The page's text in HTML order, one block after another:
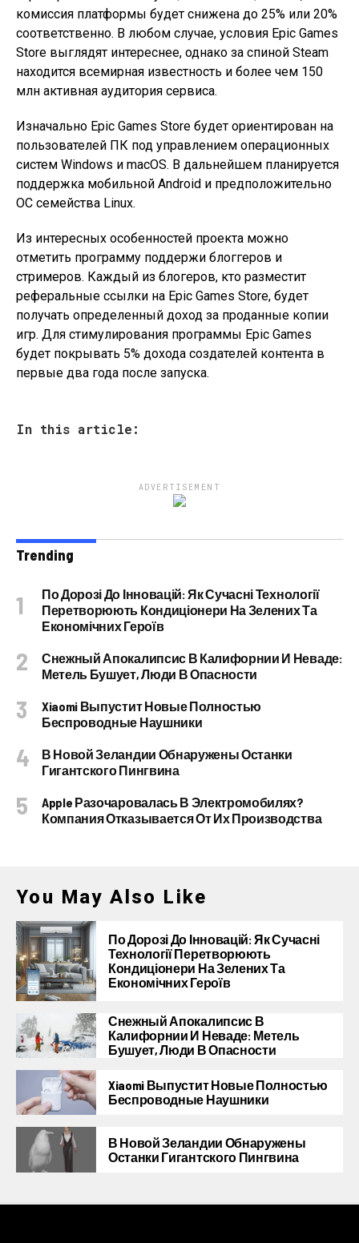
комиссия платформы будет снижена до 25% или 20%
соответственно. В любом случае, условия Epic Games
Store выглядят интереснее, однако за спиной Steam
находится всемирная известность и более чем 150
млн активная аудитория сервиса.
Изначально Epic Games Store будет ориентирован на
пользователей ПК под управлением операционных
систем Windows и macOS. В дальнейшем планируется
поддержка мобильной Android и предположительно
ОС семейства Linux.
Из интересных особенностей проекта можно
отметить программу поддержи блоггеров и
стримеров. Каждый из блогеров, кто разместит
реферальные ссылки на Epic Games Store, будет
получать определенный доход за проданные копии
игр. Для стимулирования программы Epic Games
будет покрывать 5% дохода создателей контента в
первые два года после запуска.
In this article:
ADVERTISEMENT
Trending
По Дорозі До Інновацій: Як Сучасні Технології
Перетворюють Кондиціонери На Зелених Та
Економічних Героїв
Снежный Апокалипсис В Калифорнии И Неваде:
Метель Бушует, Люди В Опасности
Xiaomi Выпустит Новые Полностью
Беспроводные Наушники
В Новой Зеландии Обнаружены Останки
Гигантского Пингвина
Apple Разочаровалась В Электромобилях?
Компания Отказывается От Их Производства
You May Also Like
По Дорозі До Інновацій: Як Сучасні
Технології Перетворюють
Кондиціонери На Зелених Та
Економічних Героїв
Снежный Апокалипсис В
Калифорнии И Неваде: Метель
Бушует, Люди В Опасности
Xiaomi Выпустит Новые Полностью
Беспроводные Наушники
В Новой Зеландии Обнаружены
Останки Гигантского Пингвина